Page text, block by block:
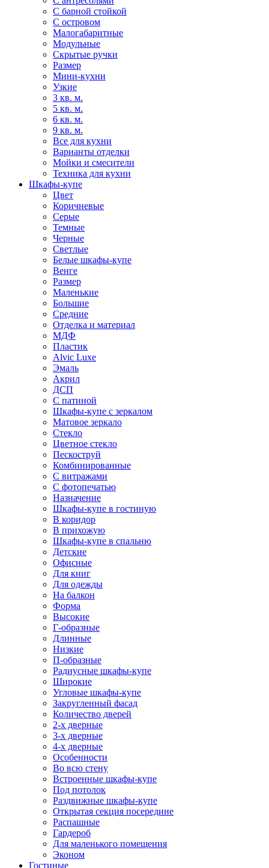
С барной стойкой
С островом
Малогабаритные
Модульные
Скрытые ручки
Размер
Мини-кухни
Узкие
3 кв. м.
5 кв. м.
6 кв. м.
9 кв. м.
Все для кухни
Варианты отделки
Мойки и смесители
Техника для кухни
Шкафы-купе
Цвет
Коричневые
Серые
Темные
Черные
Светлые
Белые шкафы-купе
Венге
Размер
Маленькие
Большие
Средние
Отделка и материал
МДФ
Пластик
Alvic Luxe
Эмаль
Акрил
ДСП
С патиной
Шкафы-купе с зеркалом
Матовое зеркало
Стекло
Цветное стекло
Пескоструй
Комбинированные
С витражами
С фотопечатью
Назначение
Шкафы-купе в гостиную
В коридор
В прихожую
Шкафы-купе в спальню
Детские
Офисные
Для книг
Для одежды
На балкон
Форма
Высокие
Г-образные
Длинные
Низкие
П-образные
Радиусные шкафы-купе
Широкие
Угловые шкафы-купе
Закругленный фасад
Количество дверей
2-х дверные
3-х дверные
4-х дверные
Особенности
Во всю стену
Встроенные шкафы-купе
Под потолок
Раздвижные шкафы-купе
Открытая секция посередине
Распашные
Гардероб
Для маленького помещения
Эконом
Гостиные